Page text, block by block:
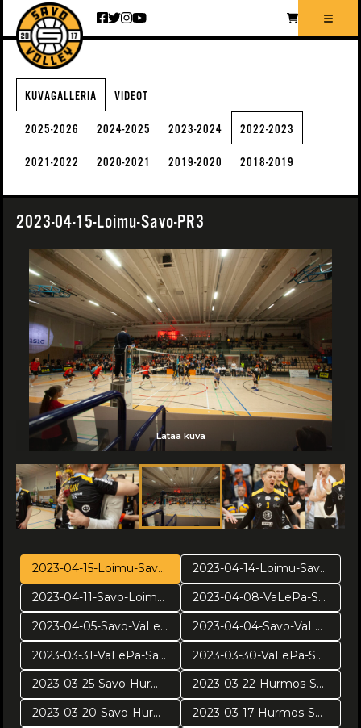
Siirry sisältöön
KUVAGALLERIA VIDEOT
2025-2026 2024-2025 2023-2024 2022-2023
2021-2022 2020-2021 2019-2020 2018-2019
2023-04-15-Loimu-Savo-PR3
2023-04-15-Loimu-Savo-PR3
2023-04-14-Loimu-Savo-PR2
2023-04-11-Savo-Loimu-PR1
2023-04-08-VaLePa-Savo-VE5
2023-04-05-Savo-VaLePa VE4
2023-04-04-Savo-VaLePa-VE3
2023-03-31-VaLePa-Savo VE2
2023-03-30-VaLePa-Savo-VE1
2023-03-25-Savo-Hurmos-pv4
2023-03-22-Hurmos-Savo-PV3
2023-03-20-Savo-Hurmos-pv2
2023-03-17-Hurmos-Savo-pv1
Lataa kuva
Lataa kuva
Lataa kuva
Lataa kuva
Lataa kuva
Lataa kuva
Lataa kuva
Lataa kuva
Lataa kuva
Lataa kuva
Lataa kuva
Lataa kuva
Lataa kuva
Lataa kuva
Lataa kuva
Lataa kuva
Lataa kuva
Lataa kuva
Lataa kuva
Lataa kuva
Lataa kuva
Lataa kuva
Lataa kuva
Lataa kuva
Lataa kuva
Lataa kuva
Lataa kuva